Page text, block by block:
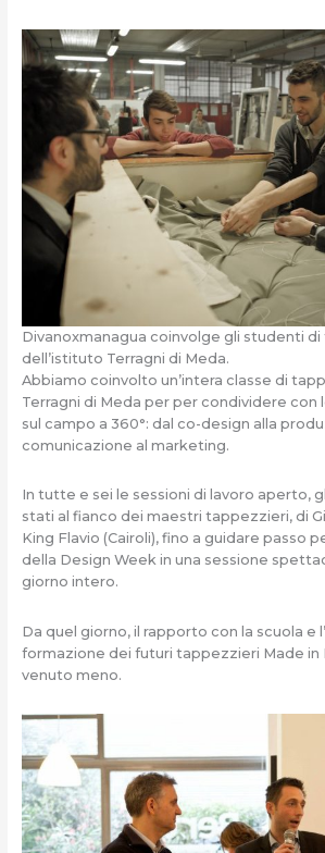
Divanoxmanagua coinvolge gli studenti
dell’istituto Terragni di Meda.
Abbiamo coinvolto un’intera classe di
Terragni di Meda per per condividere con
sul campo a 360°: dal co-design alla
comunicazione al marketing.
In tutte e sei le sessioni di lavoro aperto,
stati al fianco dei maestri tappezzieri, di
King Flavio (Cairoli), fino a guidare passo
della Design Week in una sessione
giorno intero.
Da quel giorno, il rapporto con la scuola e
formazione dei futuri tappezzieri Made in
venuto meno.